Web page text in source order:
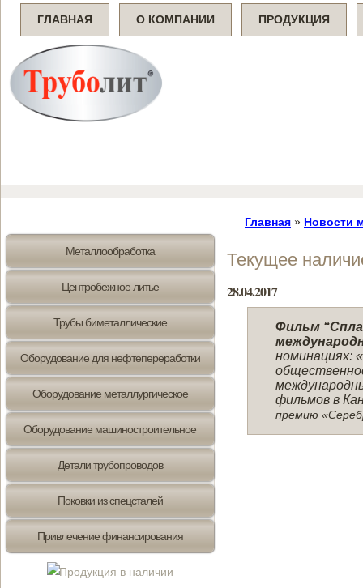
ГЛАВНАЯ О КОМПАНИИ ПРОДУКЦИЯ
Металлообработка
Центробежное литье
Трубы биметаллические
Оборудование для нефтепереработки
Оборудование металлургическое
Оборудование машиностроительное
Детали трубопроводов
Поковки из спецсталей
Привлечение финансирования
Главная » Новости
Текущее
28.04.2017
Фильм
номинациях:
фильмов в
премию